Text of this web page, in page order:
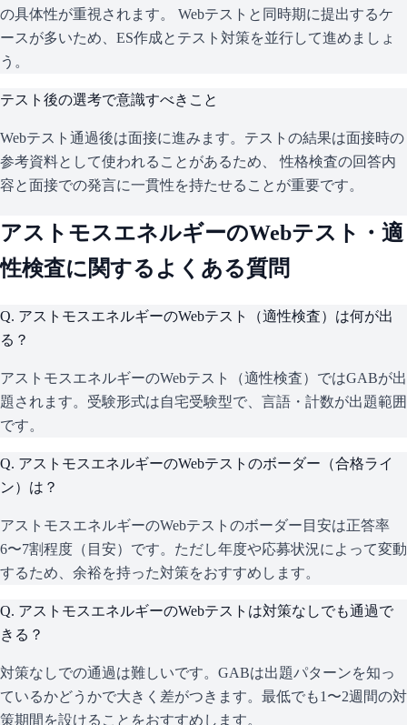
の具体性が重視されます。 Webテストと同時期に提出するケ
ースが多いため、ES作成とテスト対策を並行して進めましょ
う。
テスト後の選考で意識すべきこと
Webテスト通過後は面接に進みます。テストの結果は面接時の
参考資料として使われることがあるため、 性格検査の回答内
容と面接での発言に一貫性を持たせることが重要です。
アストモスエネルギーのWebテスト・適
性検査に関するよくある質問
Q. アストモスエネルギーのWebテスト（適性検査）は何が出
る？
アストモスエネルギーのWebテスト（適性検査）ではGABが出
題されます。受験形式は自宅受験型で、言語・計数が出題範囲
です。
Q. アストモスエネルギーのWebテストのボーダー（合格ライ
ン）は？
アストモスエネルギーのWebテストのボーダー目安は正答率
6〜7割程度（目安）です。ただし年度や応募状況によって変動
するため、余裕を持った対策をおすすめします。
Q. アストモスエネルギーのWebテストは対策なしでも通過で
きる？
対策なしでの通過は難しいです。GABは出題パターンを知っ
ているかどうかで大きく差がつきます。最低でも1〜2週間の対
策期間を設けることをおすすめします。